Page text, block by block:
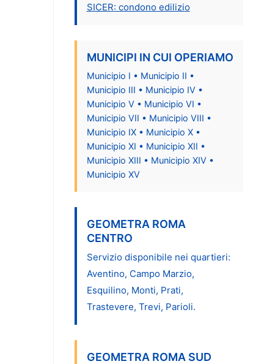
SICER: condono edilizio
MUNICIPI IN CUI OPERIAMO
Municipio I • Municipio II •
Municipio III • Municipio IV •
Municipio V • Municipio VI •
Municipio VII • Municipio VIII •
Municipio IX • Municipio X •
Municipio XI • Municipio XII •
Municipio XIII • Municipio XIV •
Municipio XV
GEOMETRA ROMA
CENTRO
Servizio disponibile nei quartieri:
Aventino, Campo Marzio,
Esquilino, Monti, Prati,
Trastevere, Trevi, Parioli.
GEOMETRA ROMA SUD